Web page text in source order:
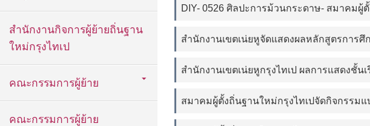
สำนักงานกิจการผู้ย้ายถิ่นฐาน
ใหม่กรุงไทเป
คณะกรรมการผู้ย้าย
คณะกรรมการผู้ย้าย
DIY- 0526 ศิลปะการม้วนกระดาษ- สมาคม
สำนักงานเขตเน่ยหูจัดแสดงผลหลักสูตรการ
สำนักงานเขตเน่ยหูกรุงไทเป ผลการแสดงชั้
สมาคมผู้ตั้งถิ่นฐานใหม่กรุงไทเปจัดกิจกรรม